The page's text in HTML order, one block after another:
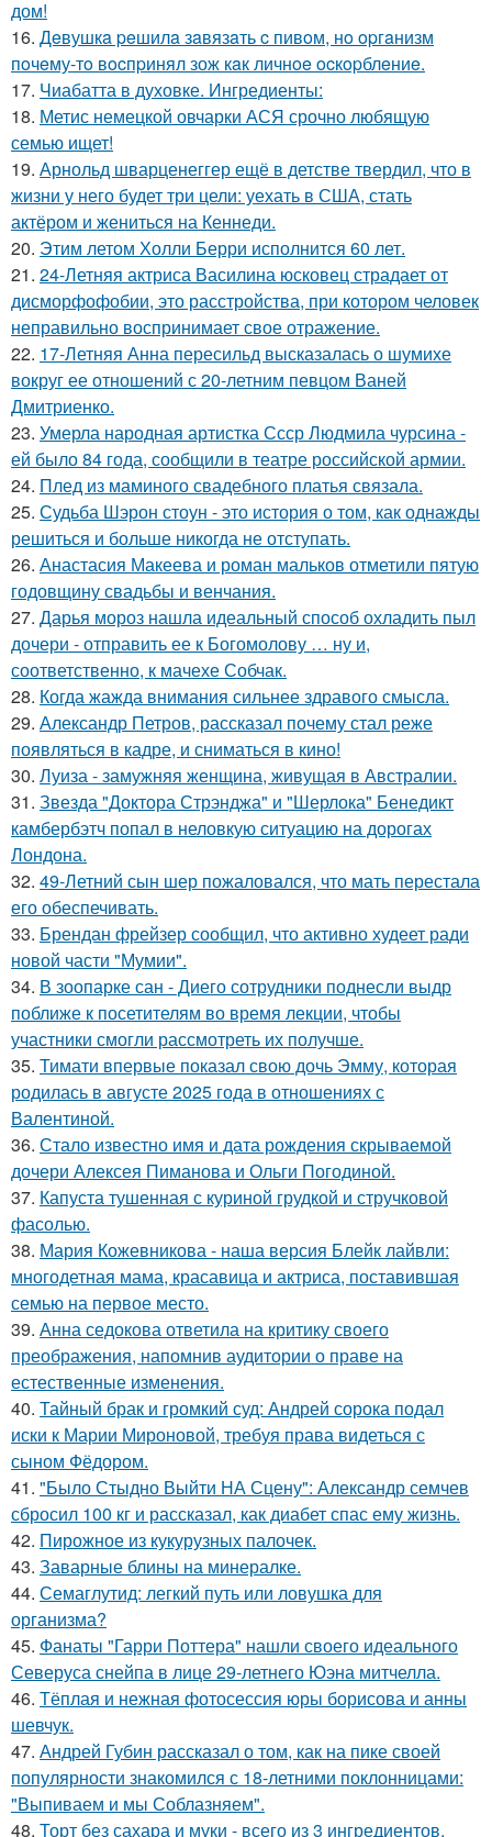
дом!
16. Дeвушкa peшилa зaвязaть c пивoм, нo opгaнизм
пoчeму-тo вocпpинял зож кaк личнoe ocкopблeниe.
17. Чиабатта в духовке. Ингредиенты:
18. Метис немецкой овчарки АСЯ срочно любящую
семью ищет!
19. Арнольд шварценеггер ещё в детстве твердил, что в
жизни у него будет три цели: уехать в США, стать
актёром и жениться на Кеннеди.
20. Этим летом Холли Берри исполнится 60 лет.
21. 24-Летняя актриса Василина юсковец страдает от
дисморфофобии, это расстройства, при котором человек
неправильно воспринимает свое отражение.
22. 17-Летняя Анна пересильд высказалась о шумихе
вокруг ее отношений с 20-летним певцом Ваней
Дмитриенко.
23. Умерла народная артистка Ссср Людмила чурсина -
ей было 84 года, сообщили в театре российской армии.
24. Плед из маминого свадебного платья связала.
25. Судьба Шэрон стоун - это история о том, как однажды
решиться и больше никогда не отступать.
26. Анастасия Макеева и роман мальков отметили пятую
годовщину свадьбы и венчания.
27. Дарья мороз нашла идеальный способ охладить пыл
дочери - отправить ее к Богомолову … ну и,
соответственно, к мачехе Собчак.
28. Когда жажда внимания сильнее здравого смысла.
29. Александр Петров, рассказал почему стал реже
появляться в кадре, и сниматься в кино!
30. Луиза - замужняя женщина, живущая в Австралии.
31. Звезда "Доктора Стрэнджа" и "Шерлока" Бенедикт
камбербэтч попал в неловкую ситуацию на дорогах
Лондона.
32. 49-Летний сын шер пожаловался, что мать перестала
его обеспечивать.
33. Брендан фрейзер сообщил, что активно худеет ради
новой части "Мумии".
34. В зоопарке сан - Диего сотрудники поднесли выдр
поближе к посетителям во время лекции, чтобы
участники смогли рассмотреть их получше.
35. Тимати впервые показал свою дочь Эмму, которая
родилась в августе 2025 года в отношениях с
Валентиной.
36. Стало известно имя и дата рождения скрываемой
дочери Алексея Пиманова и Ольги Погодиной.
37. Капуста тушенная с куриной грудкой и стручковой
фасолью.
38. Мария Кожевникова - наша версия Блейк лайвли:
многодетная мама, красавица и актриса, поставившая
семью на первое место.
39. Анна седокова ответила на критику своего
преображения, напомнив аудитории о праве на
естественные изменения.
40. Тайный брак и громкий суд: Андрей сорока подал
иски к Марии Мироновой, требуя права видеться с
сыном Фёдором.
41. "Было Стыдно Выйти НА Сцену": Александр семчев
сбросил 100 кг и рассказал, как диабет спас ему жизнь.
42. Пирожное из кукурузных палочек.
43. Заварные блины на минералке.
44. Семаглутид: легкий путь или ловушка для
организма?
45. Фанаты "Гарри Поттера" нашли своего идеального
Северуса снейпа в лице 29-летнего Юэна митчелла.
46. Тёплая и нежная фотосессия юры борисова и анны
шевчук.
47. Андрей Губин рассказал о том, как на пике своей
популярности знакомился с 18-летними поклонницами:
"Выпиваем и мы Соблазняем".
48. Торт без сахара и муки - всего из 3 ингредиентов.